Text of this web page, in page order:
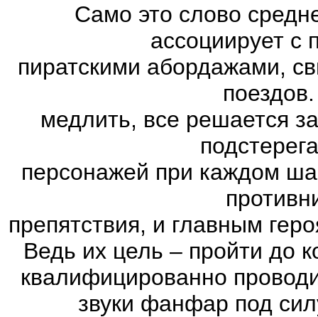
Само это слово
ассоциирует с
пиратскими абордажами,
медлить, все решается
персонажей при каждом
препятствия, и главным
Ведь их цель – пройти до
квалифицированно
звуки фанфар под